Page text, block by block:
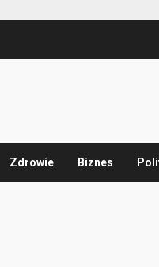
Zdrowie Biznes